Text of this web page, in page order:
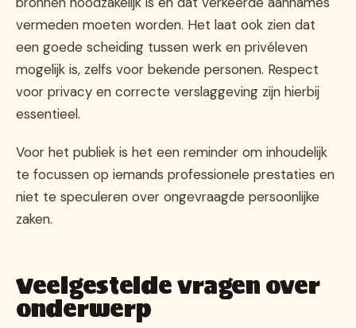
vermeden moeten worden. Het laat ook zien dat
een goede scheiding tussen werk en privéleven
mogelijk is, zelfs voor bekende personen. Respect
voor privacy en correcte verslaggeving zijn hierbij
essentieel.
Voor het publiek is het een reminder om inhoudelijk
te focussen op iemands professionele prestaties en
niet te speculeren over ongevraagde persoonlijke
zaken.
Veelgestelde vragen over
onderwerp